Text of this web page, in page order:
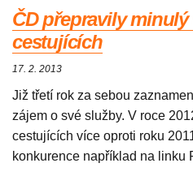
ČD přepravily
cestujících
17. 2. 2013
Již třetí rok za sebou
zájem o své služby. V roce
cestujících více oproti roku
konkurence například na linku